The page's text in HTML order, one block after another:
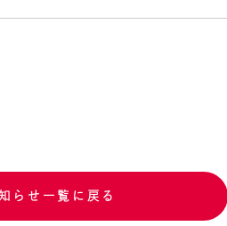
らせ一覧に戻る